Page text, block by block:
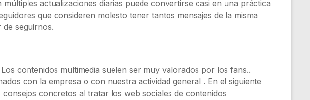
actualizaciones diarias puede convertirse casi en una práctica
que consideren molesto tener tantos mensajes de la misma
de seguirnos.
Los contenidos multimedia suelen ser muy valorados por los fans..
con la empresa o con nuestra actividad general . En el siguiente
consejos concretos al tratar los web sociales de contenidos